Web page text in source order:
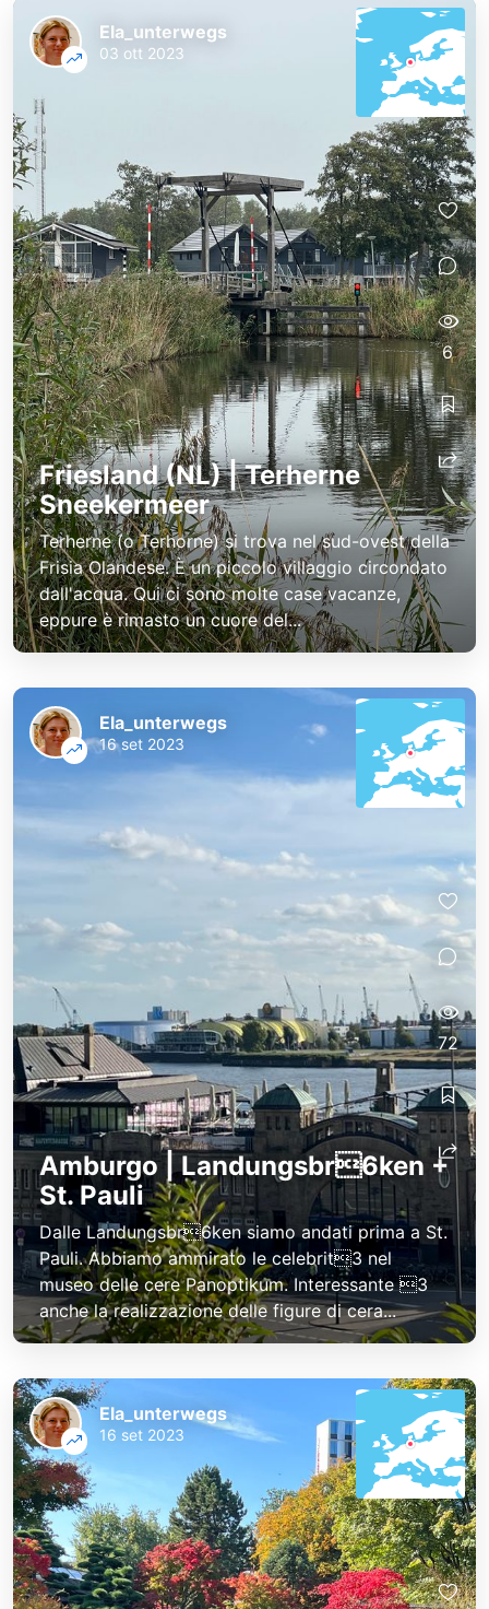
Friesland (NL) | Terherne
Sneekermeer
Terherne (o Terhorne) si trova nel sud-ovest della
Frisia Olandese. È un piccolo villaggio circondato
dall'acqua. Qui ci sono molte case vacanze,
eppure è rimasto un cuore del...
Ela_unterwegs
03 ott 2023
6
Amburgo | Landungsbr6ken +
St. Pauli
Dalle Landungsbr6ken siamo andati prima a St.
Pauli. Abbiamo ammirato le celebrit3 nel
museo delle cere Panoptikum. Interessante 3
anche la realizzazione delle figure di cera...
Ela_unterwegs
16 set 2023
72
Ela_unterwegs
16 set 2023